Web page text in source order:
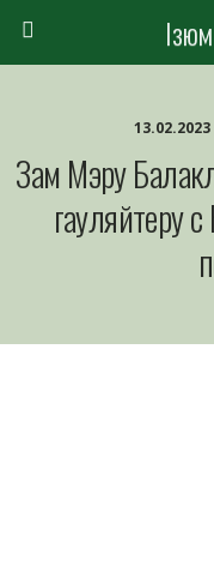
13.02.2023
Зам Мэру
гауляйтеру